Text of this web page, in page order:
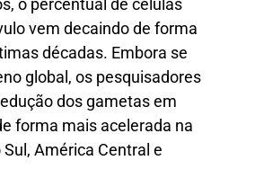
o percentual de células
vem decaindo de forma
décadas. Embora se
global, os pesquisadores
dos gametas em
forma mais acelerada na
América Central e